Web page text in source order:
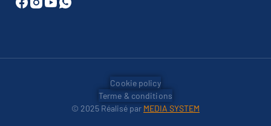
© 2025 Réalisé par MEDIA SYSTEM
Cookie policy
Terme & conditions